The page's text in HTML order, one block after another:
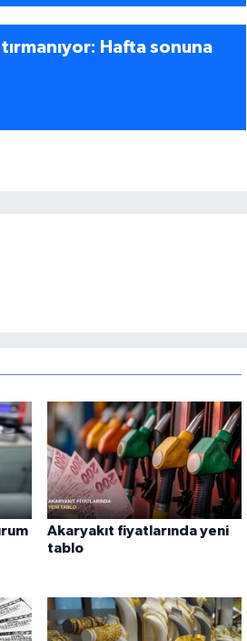
Hafta sonuna
Akaryakıt fiyatlarında yeni
tablo